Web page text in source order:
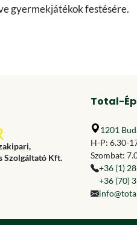
gyermekjátékok festésére.
Szolgáltató Kft.
Total-
1201
H-P: 6.30-
Szombat:
+36 (1)
+36 (70)